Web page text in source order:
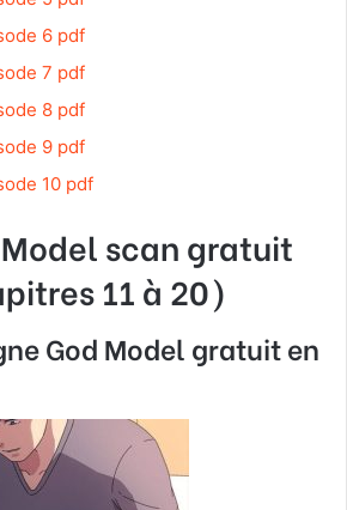
6 pdf
7 pdf
8 pdf
9 pdf
10 pdf
scan gratuit
11 à 20)
God Model gratuit en